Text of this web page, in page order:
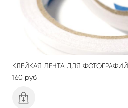
КЛЕЙКАЯ ЛЕНТА ДЛЯ ФОТОГРАФИЙ
160 pуб.